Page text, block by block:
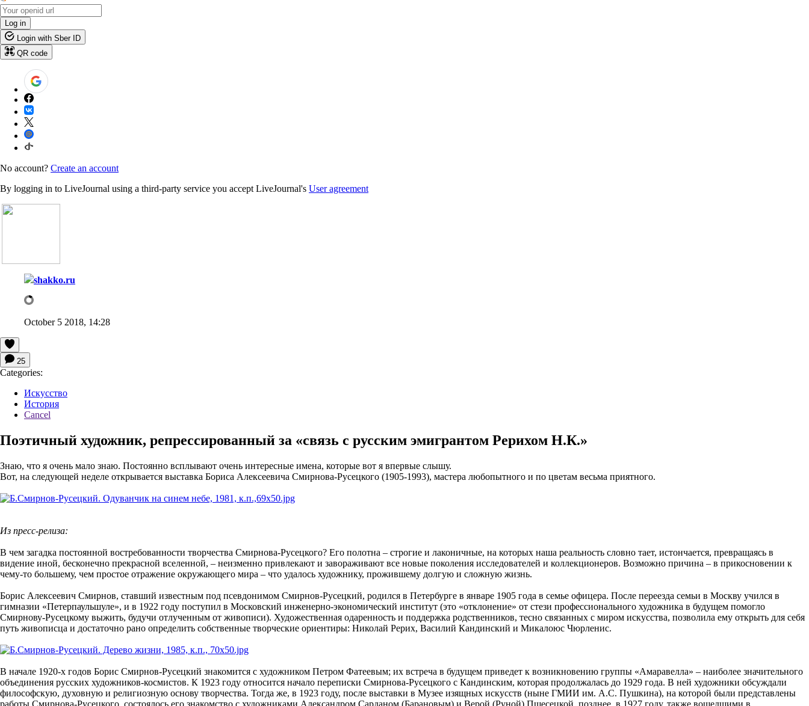
Log in
Login with Sber ID
QR code
No account? Create an account
By logging in to LiveJournal using a third-party service you accept LiveJournal's User agreement
shakko.ru
October 5 2018, 14:28
25
Categories:
Искусство
История
Cancel
Поэтичный художник, репрессированный за «связь с русским эмигрантом Рерихом Н.К.»
Знаю, что я очень мало знаю. Постоянно всплывают очень интересные имена, которые вот я впервые слышу.
Вот, на следующей неделе открывается выставка Бориса Алексеевича Смирнова-Русецкого (1905-1993), мастера любопытного и по цветам весьма приятного.
Из пресс-релиза:
В чем загадка постоянной востребованности творчества Смирнова-Русецкого? Его полотна – строгие и лаконичные, на которых наша реальность словно тает, истончается, превращаясь в
видение иной, бесконечно прекрасной вселенной, – неизменно привлекают и завораживают все новые поколения исследователей и коллекционеров. Возможно причина – в прикосновении к
чему-то большему, чем простое отражение окружающего мира – что удалось художнику, прожившему долгую и сложную жизнь.
Борис Алексеевич Смирнов, ставший известным под псевдонимом Смирнов-Русецкий, родился в Петербурге в январе 1905 года в семье офицера. После переезда семьи в Москву учился в
гимназии «Петерпаульшуле», и в 1922 году поступил в Московский инженерно-экономический институт (это «отклонение» от стези профессионального художника в будущем помогло
Смирнову-Русецкому выжить, будучи отлученным от живописи). Художественная одаренность и поддержка родственников, тесно связанных с миром искусства, позволила ему открыть для себя
путь живописца и достаточно рано определить собственные творческие ориентиры: Николай Рерих, Василий Кандинский и Микалоюс Чюрленис.
В начале 1920-х годов Борис Смирнов-Русецкий знакомится с художником Петром Фатеевым; их встреча в будущем приведет к возникновению группы «Амаравелла» – наиболее значительного
объединения русских художников-космистов. К 1923 году относится начало переписки Смирнова-Русецкого с Кандинским, которая продолжалась до 1929 года. В ней художники обсуждали
философскую, духовную и религиозную основу творчества. Тогда же, в 1923 году, после выставки в Музее изящных искусств (ныне ГМИИ им. А.С. Пушкина), на которой были представлены
работы Смирнова-Русецкого, состоялось его знакомство с художниками Александром Сарданом (Барановым) и Верой (Руной) Пшесецкой, позднее, в 1927 году, также вошедшими в